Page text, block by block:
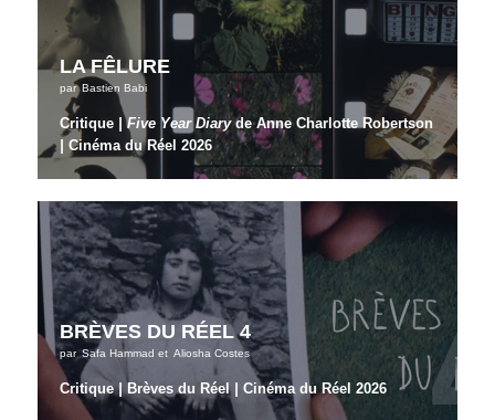
LA FÊLURE
par Bastien Babi
Critique | Five Year Diaryde Anne Charlotte Robertson
Cinéma du Réel 2026
BRÈVES DU RÉEL 4
par Safa Hammad et Aliosha Costes
Critique| Brèves du Réel Cinéma du Réel 2026